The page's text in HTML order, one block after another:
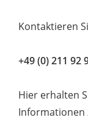
Kontaktieren
+49 (0) 211 92
Hier erhalten
Informationen